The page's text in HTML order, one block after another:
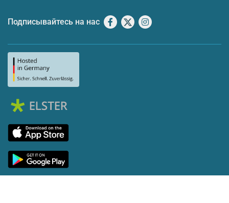
Подписывайтесь на нас Facebook
X Instagram